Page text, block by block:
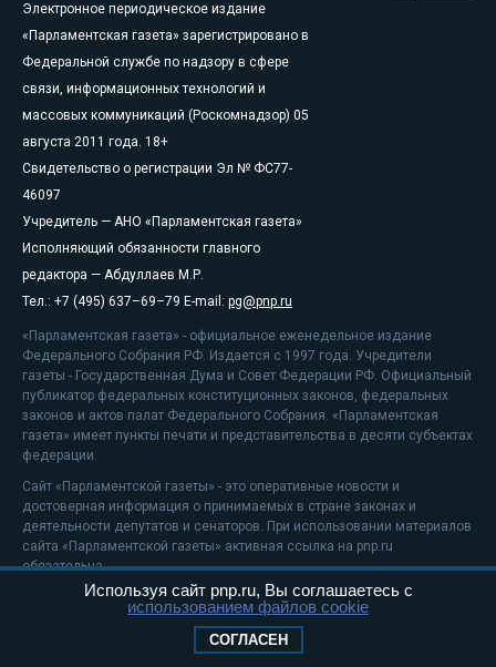
Электронное периодическое издание
«Парламентская газета» зарегистрировано в
Федеральной службе по надзору в сфере
связи, информационных технологий и
массовых коммуникаций (Роскомнадзор) 05
августа 2011 года. 18+
Свидетельство о регистрации Эл № ФС77-
46097
Учредитель — АНО «Парламентская газета»
Исполняющий обязанности главного
редактора — Абдуллаев М.Р.
Тел.: +7 (495) 637–69–79 E-mail: pg@pnp.ru
«Парламентская газета» - официальное еженедельное издание
Федерального Собрания РФ. Издается с 1997 года. Учредители
газеты - Государственная Дума и Совет Федерации РФ. Официальный
публикатор федеральных конституционных законов, федеральных
законов и актов палат Федерального Собрания. «Парламентская
газета» имеет пункты печати и представительства в десяти субъектах
федерации.
Сайт «Парламентской газеты» - это оперативные новости и
достоверная информация о принимаемых в стране законах и
деятельности депутатов и сенаторов. При использовании материалов
сайта «Парламентской газеты» активная ссылка на pnp.ru
обязательна.
На информационном ресурсе применяютсярекомендательные
Положение о защите персональных данных
Используя сайт pnp.ru, Вы соглашаетесь с
использованием файлов cookie
СОГЛАСЕН